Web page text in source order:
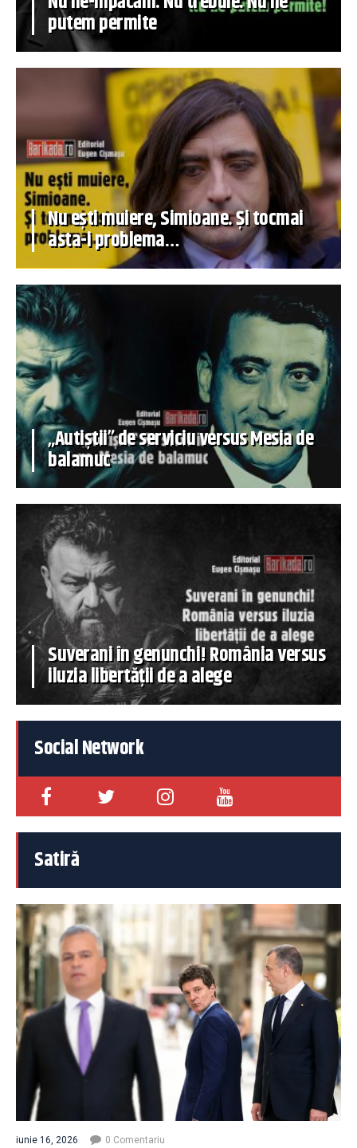
putem permite
Nu ești muiere, Simioane. Și tocmai
asta-i problema…
„Autiștii” de serviciu versus Mesia de
balamuc
Suverani în genunchi! România versus
iluzia libertății de a alege
Social Network
Satiră
iunie 16, 2026 0 Comentariu